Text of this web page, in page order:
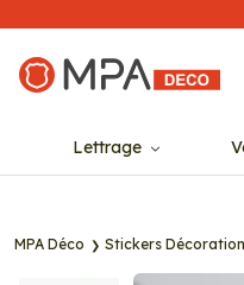
Lettrage
MPA Déco Stickers